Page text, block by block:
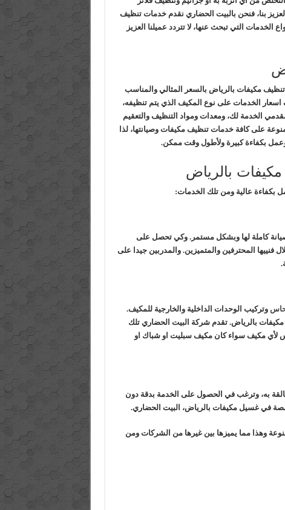
بنا، فنحن بالبيت الحضاري نقدم خدمات تنظيف
التي تبحث عنها، لا تتردد عميلنا العزيز
مكيفات بالرياض بالسعر المثالي والمناسب
الخدمات على نوع المكيف الذي يتم تنظيفه،
الخدمة لك، ومعدات ومواد التنظيف والتعقيم
على كافة خدمات تنظيف مكيفات وصيانتها، لذا
بكفاءة كبيرة ولأطول وقت ممكن.
بالرياض
بكفاءة عالية ومن تلك الخدمات:
كاملة لها وبشكل مستمر. وكي تحصل على
المحترفين والمتميزين. والمدربين جيدا على
وتركيب الوحدات الداخلية والخارجية للمكيف.
مكيفات بالرياض. تقدم شركة البيت الحضاري تلك
لأي مكيف سواء كان مكيف سبليت او شباك او
به، وترغب في الحصول على الخدمة بدقة دون
في غسيل مكيفات بالرياض، البيت الحضاري.
وهذا مما يميزها بين غيرها من الشركات ومن